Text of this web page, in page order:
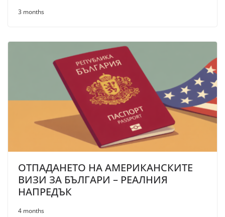
3 months
ОТПАДАНЕТО НА АМЕРИКАНСКИТЕ
ВИЗИ ЗА БЪЛГАРИ – РЕАЛНИЯ
НАПРЕДЪК
4 months